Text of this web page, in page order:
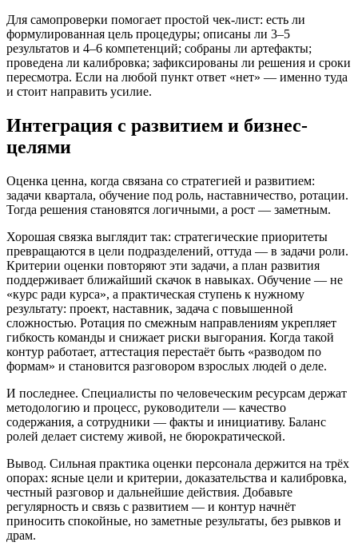
Для самопроверки помогает простой чек-лист: есть ли
формулированная цель процедуры; описаны ли 3–5
результатов и 4–6 компетенций; собраны ли артефакты;
проведена ли калибровка; зафиксированы ли решения и сроки
пересмотра. Если на любой пункт ответ «нет» — именно туда
и стоит направить усилие.
Интеграция с развитием и бизнес-
целями
Оценка ценна, когда связана со стратегией и развитием:
задачи квартала, обучение под роль, наставничество, ротации.
Тогда решения становятся логичными, а рост — заметным.
Хорошая связка выглядит так: стратегические приоритеты
превращаются в цели подразделений, оттуда — в задачи роли.
Критерии оценки повторяют эти задачи, а план развития
поддерживает ближайший скачок в навыках. Обучение — не
«курс ради курса», а практическая ступень к нужному
результату: проект, наставник, задача с повышенной
сложностью. Ротация по смежным направлениям укрепляет
гибкость команды и снижает риски выгорания. Когда такой
контур работает, аттестация перестаёт быть «разводом по
формам» и становится разговором взрослых людей о деле.
И последнее. Специалисты по человеческим ресурсам держат
методологию и процесс, руководители — качество
содержания, а сотрудники — факты и инициативу. Баланс
ролей делает систему живой, не бюрократической.
Вывод. Сильная практика оценки персонала держится на трёх
опорах: ясные цели и критерии, доказательства и калибровка,
честный разговор и дальнейшие действия. Добавьте
регулярность и связь с развитием — и контур начнёт
приносить спокойные, но заметные результаты, без рывков и
драм.